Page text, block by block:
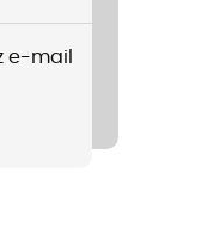
100 %
e-mail